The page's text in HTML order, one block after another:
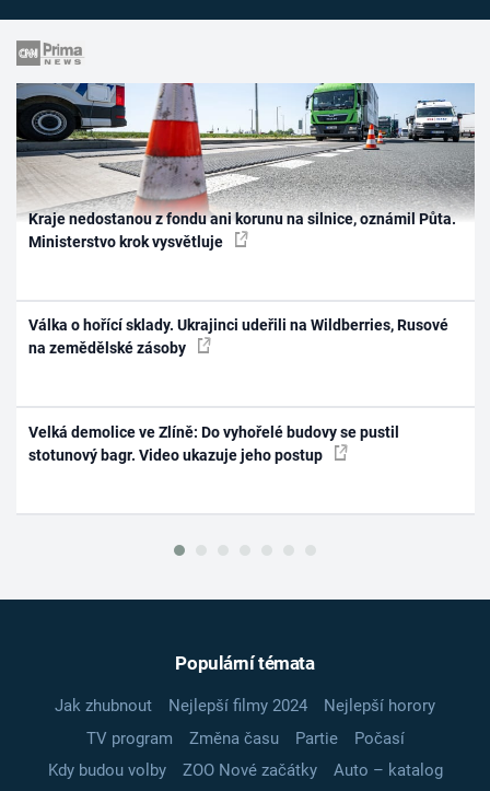
Kraje nedostanou z fondu ani korunu na silnice, oznámil Půta.
Ministerstvo krok vysvětluje
Válka o hořící sklady. Ukrajinci udeřili na Wildberries, Rusové
na zemědělské zásoby
Velká demolice ve Zlíně: Do vyhořelé budovy se pustil
stotunový bagr. Video ukazuje jeho postup
Populární témata
Jak zhubnout Nejlepší filmy 2024
Nejlepší horory
TV program
Změna času Partie
Počasí
Kdy budou volby
ZOO Nové začátky
Auto – katalog